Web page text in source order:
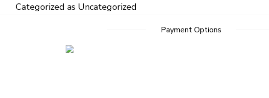
Categorized as Uncategorized
Payment Options